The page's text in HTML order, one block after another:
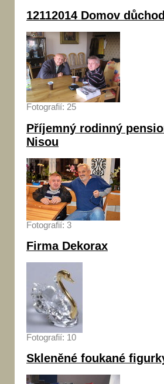
12112014 Domov
Fotografií: 25
Příjemný rodinný
Nisou
Fotografií: 3
Firma Dekorax
Fotografií: 10
Skleněné foukané